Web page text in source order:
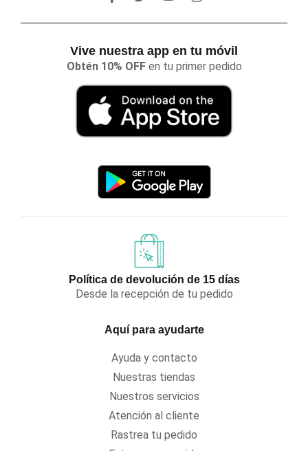
Vive nuestra app en tu móvil
Obtén 10% OFFen tu primer pedido
Política de devolución de 15 días
Desde la recepción de tu pedido
Aquí para ayudarte
Ayuda y contacto
Nuestras tiendas
Nuestros servicios
Atención al cliente
Rastrea tu pedido